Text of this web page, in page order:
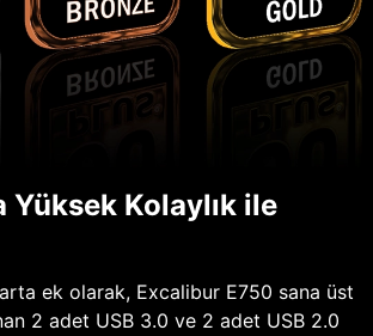
Yüksek Kolaylık ile
ek olarak, Excalibur E750 sana üst
2 adet USB 3.0 ve 2 adet USB 2.0